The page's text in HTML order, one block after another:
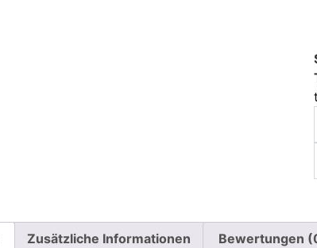
Zusätzliche Informationen Bewertungen